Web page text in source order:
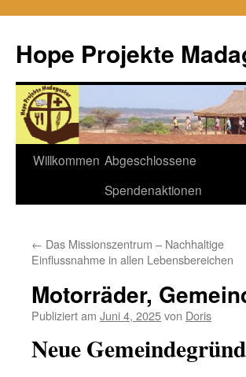
Hope Projekte
Zum
Willkommen Abgeschlossene
Spendenaktionen
← Das Missionszentrum – Nachhaltige
Einflussnahme in allen Lebensbereichen
Motorräder,
Publiziert am Juni 4, 2025von Doris
Neue